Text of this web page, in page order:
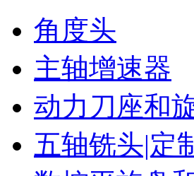
角度头
主轴增速器
动力刀座和
五轴铣头|定